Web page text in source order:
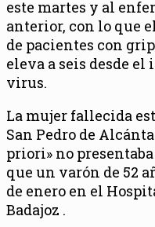
este martes y al
anterior, con lo que
de pacientes con
eleva a seis desde
virus.
La mujer fallecida
San Pedro de
priori» no
que un varón de 52
de enero en el
Badajoz .